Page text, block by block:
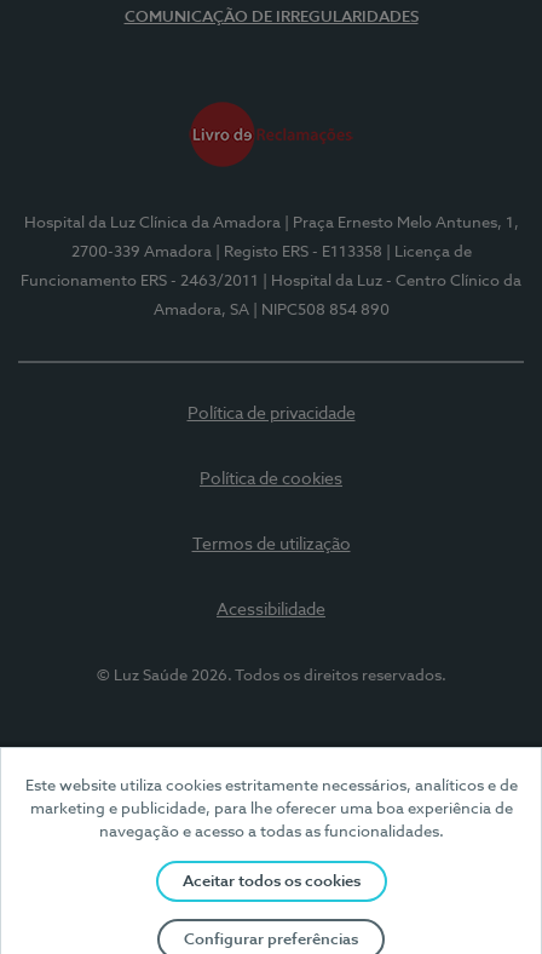
Este website utiliza cookies estritamente necessários, analíticos e de
marketing e publicidade, para lhe oferecer uma boa experiência de
navegação e acesso a todas as funcionalidades.
Aceitar todos os cookies
Configurar preferências
COMUNICAÇÃO DE IRREGULARIDADES
Hospital da Luz Clínica da Amadora
| Praça Ernesto Melo Antunes, 1,
2700-339 Amadora
| Registo ERS - E113358
| Licença de
Funcionamento ERS - 2463/2011
| Hospital da Luz - Centro Clínico da
Amadora, SA
| NIPC508 854 890
Política de privacidade
Política de cookies
Termos de utilização
Acessibilidade
© Luz Saúde 2026. Todos os direitos reservados.